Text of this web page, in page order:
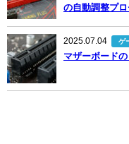
の自動調整プ
2025.07.04 ゲ
マザーボード